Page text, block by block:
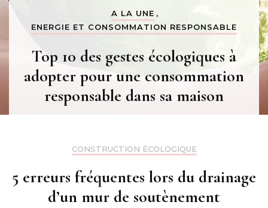
A LA UNE ,
ENERGIE ET CONSOMMATION RESPONSABLE
Top 10 des gestes écologiques à
adopter pour une consommation
responsable dans sa maison
CONSTRUCTION ÉCOLOGIQUE
5 erreurs fréquentes lors du drainage
d’un mur de soutènement